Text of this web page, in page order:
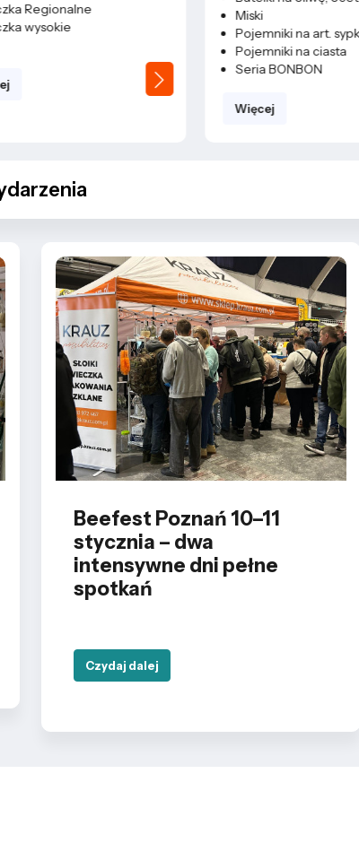
Regionalne
wysokie
Miski
Pojemniki na art. sypkie
Pojemniki na ciasta
Seria BONBON
Więcej
Beefest Poznań 10–11
stycznia – dwa
intensywne dni pełne
spotkań
Czydaj dalej